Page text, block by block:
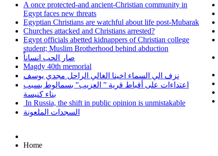
A once protected-and ancient-Christian community in
Egypt faces new threats
Egyptian Christians are watchful about life post-Mubarak
Churches attacked and Christians arrested?
Egypt officials abetted kidnappers of Christian college
student; Muslim Brotherhood behind abduction
صار الحب انساناً
Magdy 40th memorial
نزف الي السماء اخينا الغالي الراحل مجدي يوسف
اعتداءات على أقباط قرية ” العزيب” بسمالوط بسبب
بناء كنيسة
In Russia, the shift in public opinion is unmistakable
السجدات الملعونة
Home